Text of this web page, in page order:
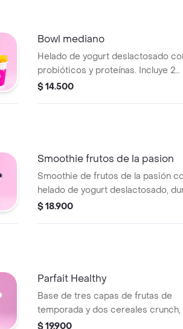
Bowl mediano
Helado de yogurt deslactosado
probióticos y proteínas. Incluye 2
toppings y 1 salsa a elegir. Imagen
$ 14.500
Smoothie frutos de la pasion
Smoothie de frutos de la pasión
helado de yogurt deslactosado,
mango y maracuyá. Incluye dos
$ 18.900
Parfait Healthy
Base de tres capas de frutas de
temporada y dos cereales crunch,
capa final a elegir.
$ 19.900